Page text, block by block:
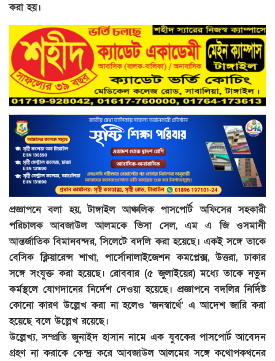
করা হয়।
প্রজ্ঞাপনে বলা হয়, টাঙ্গাইল আঞ্চলিক পাসপোর্ট অফিসের সহকারী
পরিচালক আবজাউল আলমকে ভিসা সেল, এম এ জি ওসমানী
আন্তর্জাতিক বিমানবন্দর, সিলেটে বদলি করা হয়েছে। একই সঙ্গে তাকে
বেসিক ক্লিয়ারেন্স শাখা, পার্সোনালাইজেশন কমপ্লেক্স, উত্তরা, ঢাকার
সঙ্গে সংযুক্ত করা হয়েছে। রোববার (৫ জুলাইয়ের) মধ্যে তাকে নতুন
কর্মস্থলে যোগদানের নির্দেশ দেওয়া হয়েছে। প্রজ্ঞাপনে বদলির নির্দিষ্ট
কোনো কারণ উল্লেখ করা না হলেও ‘জনস্বার্থে’ এ আদেশ জারি করা
হয়েছে বলে উল্লেখ রয়েছে।
উল্লেখ্য, সম্প্রতি জুনাইদ হাসান নামে এক যুবকের পাসপোর্ট আবেদন
গ্রহণ না করাকে কেন্দ্র করে আবজাউল আলমের সঙ্গে কথোপকথনের